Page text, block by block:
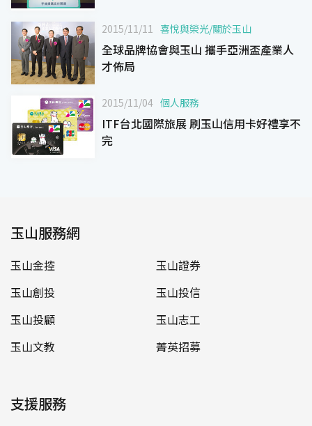
2015/11/11 喜悅與榮光/關於玉山
全球品牌協會與玉山 攜手亞洲盃產業人
才佈局
2015/11/04 個人服務
ITF台北國際旅展 刷玉山信用卡好禮享不
完
玉山服務網
玉山金控
玉山證券
玉山創投
玉山投信
玉山投顧
玉山志工
玉山文教
菁英招募
支援服務